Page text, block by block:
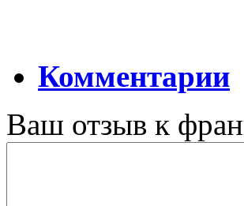
Комментарии
Ваш отзыв к